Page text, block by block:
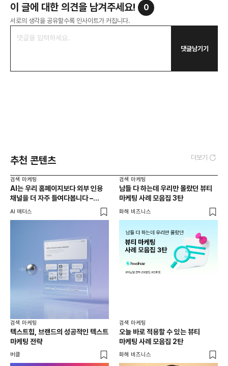
이 글에 대한 의견을 남겨주세요! 0
서로의 생각을 공유할수록 인사이트가 커집니다.
댓글남기기
추천 콘텐츠 더보기
검색 마케팅
AI는 우리 홈페이지보다 외부 인용
채널을 더 자주 들여다봅니다 –
두툼한 인용 레이어를 짜는 법
AI 매터스
검색 마케팅
남들 다 하는데 우리만 몰랐던 뷰티
마케팅 사례 모음집 3탄
화해 비즈니스
검색 마케팅
텍스트힙, 브랜드의 성공적인 텍스트
마케팅 전략
버클
검색 마케팅
오늘 바로 적용할 수 있는 뷰티
마케팅 사례 모음집 2탄
화해 비즈니스